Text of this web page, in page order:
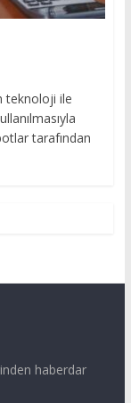
teknoloji ile
tarafından
haberdar